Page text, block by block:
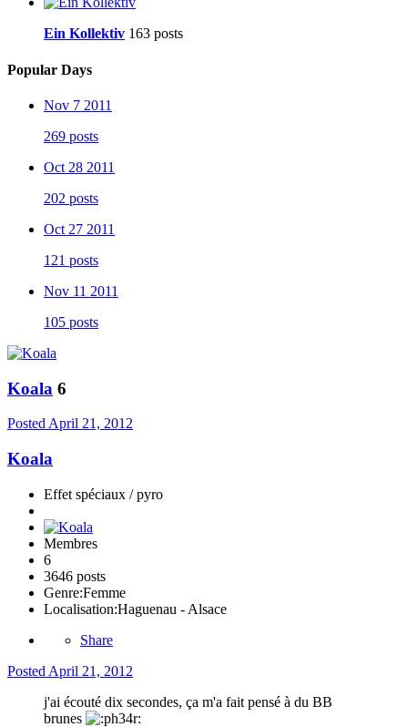
Ein Kollektiv 163 posts
Popular Days
Nov 7 2011
269 posts
Oct 28 2011
202 posts
Oct 27 2011
121 posts
Nov 11 2011
105 posts
Koala 6
Posted April 21, 2012
Koala
Effet spéciaux / pyro
Membres
6
3646 posts
Genre:Femme
Localisation:Haguenau - Alsace
Share
Posted April 21, 2012
j'ai écouté dix secondes, ça m'a fait pensé à du BB
brunes